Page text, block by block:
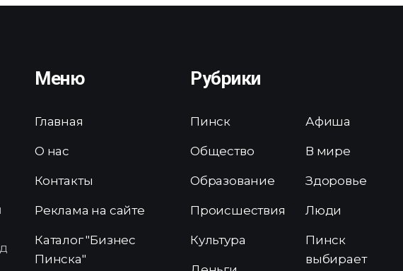
Меню
Главная
О нас
Контакты
Реклама на сайте
Каталог "Бизнес
Пинска"
Рубрики
Пинск
Общество
Образование
Происшествия
Культура
Афиша
В мире
Здоровье
Люди
Пинск
выбирает